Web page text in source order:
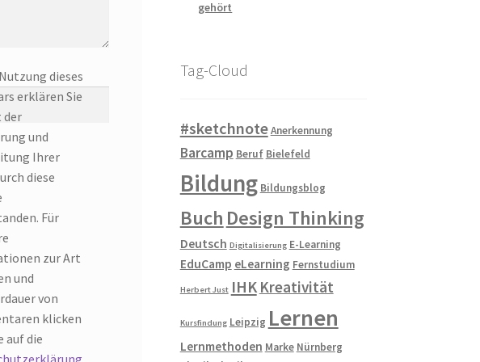
dieses
erklären Sie
der
und
Ihrer
diese
Für
zur Art
und
von
klicken
auf die
gehört
Tag-Cloud
#sketchnoteAnerkennung
Barcamp Beruf Bielefeld
Bildung Bildungsblog
Buch Design Thinking
Deutsch Digitalisierung E-Learning
EduCamp eLearning Fernstudium
Herbert Just IHK Kreativität
Kursfindung Leipzig Lernen
Lernmethoden Marke Nürnberg